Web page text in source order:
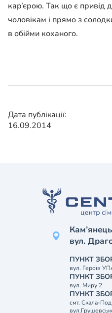
кар’єрою. Так що є привід
чоловікам і прямо з
в обійми коханого.
Дата публікації:
16.09.2014
вул.
ПУНКТ
вул. Героїв
ПУНКТ
вул. Миру 2
ПУНКТ
смт. Скала-